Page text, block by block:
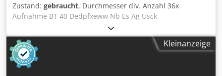
Zustand: gebraucht, Durchmesser div. Anzahl 36x
Aufnahme BT 40 Dedpfxeww Nb Es Ag Usck
Kleinanzeige